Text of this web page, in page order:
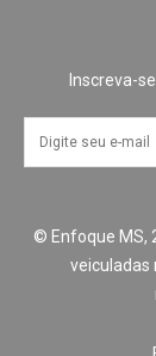
Inscreva-
© Enfoque MS,
veiculadas